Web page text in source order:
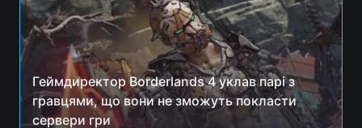
Геймдиректор Borderlands 4 уклав парі з
гравцями, що вони не зможуть покласти
сервери гри